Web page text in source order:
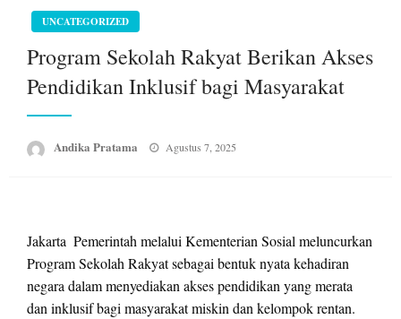
UNCATEGORIZED
Program Sekolah Rakyat Berikan Akses
Pendidikan Inklusif bagi Masyarakat
Andika Pratama
Posted
Agustus 7, 2025
Jakarta  Pemerintah melalui Kementerian Sosial meluncurkan
Program Sekolah Rakyat sebagai bentuk nyata kehadiran
negara dalam menyediakan akses pendidikan yang merata
dan inklusif bagi masyarakat miskin dan kelompok rentan.